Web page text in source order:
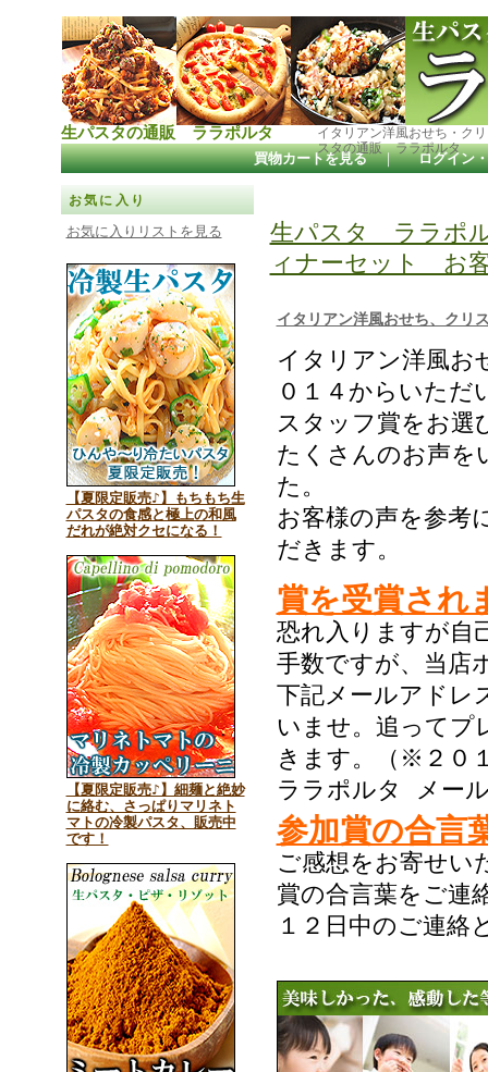
生パスタの通販 ララポルタ
イタリアン洋風おせち・ク
スタの通販 ララポルタ
買物カートを見る ｜ ログイン
お気に入り
お気に入りリストを見る
【夏限定販売♪】もちもち生
パスタの食感と極上の和風
だれが絶対クセになる！
【夏限定販売♪】細麺と絶妙
に絡む、さっぱりマリネト
マトの冷製パスタ、販売中
です！
生パスタ ララポ
ィナーセット お
イタリアン洋風おせち、クリ
イタリアン洋風
０１４からいただ
スタッフ賞をお選
たくさんのお声を
た。
お客様の声を参考
だきます。
賞を受賞され
恐れ入りますが自
手数ですが、当店
下記メールアドレ
いませ。追ってプ
きます。（※２０
ララポルタ メー
参加賞の合言
ご感想をお寄せい
賞の合言葉をご連
１２日中のご連絡